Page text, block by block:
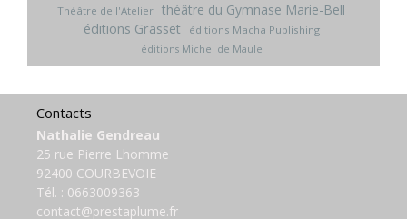
Théâtre de l'Atelier théâtre du Gymnase Marie-Bell
éditions Grasset
éditions Macha Publishing
éditions Michel de Maule
Contacts
Nathalie Gendreau
25 rue Pierre Lhomme
92400 COURBEVOIE
Tél. : 0663009363
contact@prestaplume.fr